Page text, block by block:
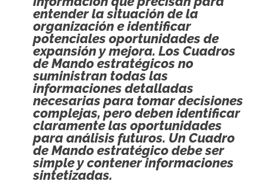
entender la situación de la
organización e identificar
potenciales oportunidades de
expansión y mejora. Los Cuadros
de Mando estratégicos no
suministran todas las
informaciones detalladas
necesarias para tomar decisiones
complejas, pero deben identificar
claramente las oportunidades
para análisis futuros. Un Cuadro
de Mando estratégico debe ser
simple y contener informaciones
sintetizadas.